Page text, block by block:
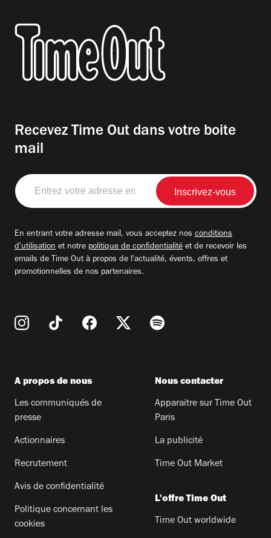
Recevez Time Out dans votre boite
mail
Entrez
votre
adresse
En entrant votre adresse mail, vous acceptez nos conditions
d'utilisation et notre politique de confidentialité et de recevoir les
emails de Time Out à propos de l'actualité, évents, offres et
promotionnelles de nos partenaires.
A propos de nous
Les communiqués de
presse
Actionnaires
Recrutement
Avis de confidentialité
Politique concernant les
cookies
Nous contacter
Apparaitre sur Time Out
Paris
La publicité
Time Out Market
L'offre Time Out
Time Out worldwide